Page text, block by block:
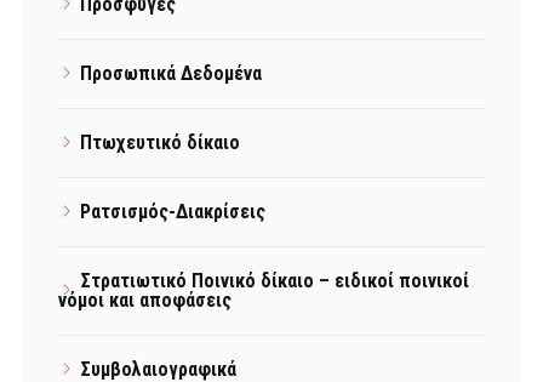
Προσωπικά Δεδομένα
Πτωχευτικό δίκαιο
Ρατσισμός-Διακρίσεις
Στρατιωτικό Ποινικό δίκαιο – ειδικοί ποινικοί
νόμοι και αποφάσεις
Συμβολαιογραφικά